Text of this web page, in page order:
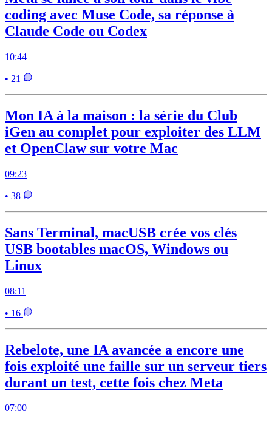
coding avec Muse Code, sa réponse à
Claude Code ou Codex
10:44
• 21
Mon IA à la maison : la série du Club
iGen au complet pour exploiter des LLM
et OpenClaw sur votre Mac
09:23
• 38
Sans Terminal, macUSB crée vos clés
USB bootables macOS, Windows ou
Linux
08:11
• 16
Rebelote, une IA avancée a encore une
fois exploité une faille sur un serveur tiers
durant un test, cette fois chez Meta
07:00